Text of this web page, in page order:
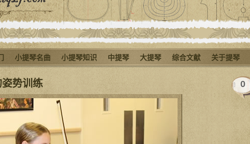
小提琴名曲 小提琴知识 中提琴 大提琴 综合文献 关于提琴
势训练 0